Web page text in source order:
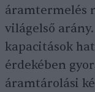
áramtermelés
világelső
kapacitások
érdekében
áramtárolási